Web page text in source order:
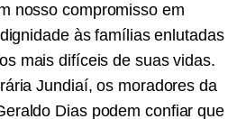
nosso compromisso em
às famílias enlutadas
mais difíceis de suas vidas.
Jundiaí, os moradores da
Dias podem confiar que